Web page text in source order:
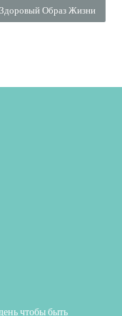
Здоровый Образ Жизни
чтобы быть